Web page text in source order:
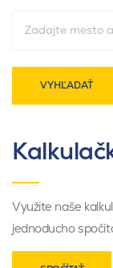
VYHĽADAŤ
Využite naše
jednoducho